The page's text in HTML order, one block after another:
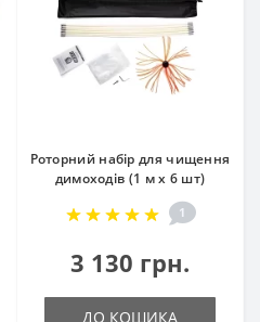
Роторний набір для чищення
димоходів (1 м х 6 шт)
1
3 130 грн.
ДО КОШИКА